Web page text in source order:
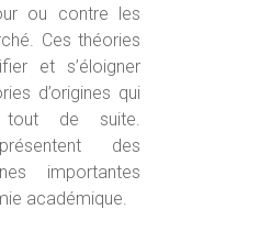
ou contre les
Ces théories
et s’éloigner
d’origines qui
tout de suite.
des
importantes
académique.